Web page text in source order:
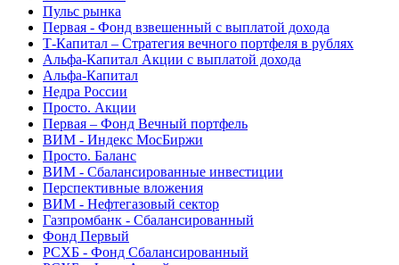
Пульс рынка
Первая - Фонд взвешенный с выплатой дохода
Т-Капитал – Стратегия вечного портфеля в рублях
Альфа-Капитал Акции с выплатой дохода
Альфа-Капитал
Недра России
Просто. Акции
Первая – Фонд Вечный портфель
ВИМ - Индекс МосБиржи
Просто. Баланс
ВИМ - Сбалансированные инвестиции
Перспективные вложения
ВИМ - Нефтегазовый сектор
Газпромбанк - Сбалансированный
Фонд Первый
РСХБ - Фонд Сбалансированный